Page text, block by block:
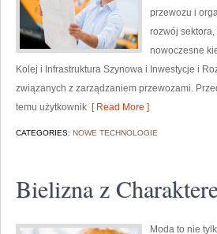
przewozu i
rozwój
nowoczesne
Kolej i Infrastruktura Szynowa i Inwestycje i
związanych z zarządzaniem przewozami.
temu użytkownik [ Read More ]
CATEGORIES: NOWE TECHNOLOGIE
Bielizna z
Moda to nie